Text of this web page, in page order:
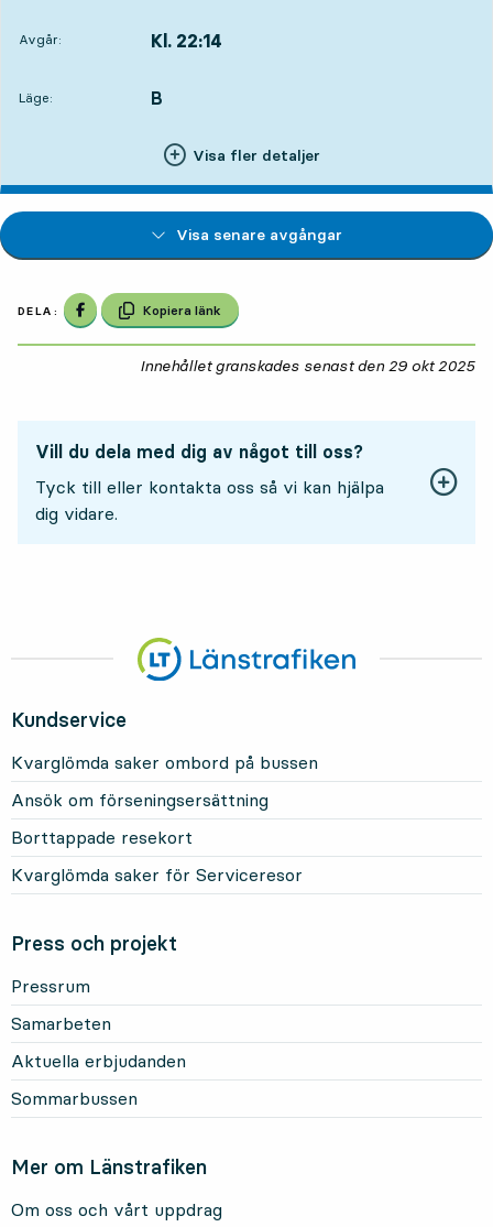
Avgår: Kl. 22:14
Läge:
LÄGE, B
,
Visa fler detaljer
Visa senare avgångar
DELA: Dela på Facebook
Kopiera länk
Innehållet granskades senast den 29 okt 2025
Vill du dela med dig av något till oss?
Tyck till eller kontakta oss så vi kan hjälpa
dig vidare.
Kundservice
Kvarglömda saker ombord på bussen
Ansök om förseningsersättning
Borttappade resekort
Kvarglömda saker för Serviceresor
Press och projekt
Pressrum
Samarbeten
Aktuella erbjudanden
Sommarbussen
Mer om Länstrafiken
Om oss och vårt uppdrag